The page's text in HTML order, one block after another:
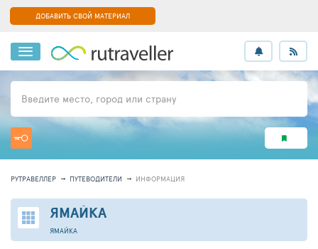
ДОБАВИТЬ СВОЙ МАТЕРИАЛ
Введите место, город или страну
РУТРАВЕЛЛЕР ПУТЕВОДИТЕЛИ ИНФОРМАЦИЯ
ЯМАЙКА
ЯМАЙКА